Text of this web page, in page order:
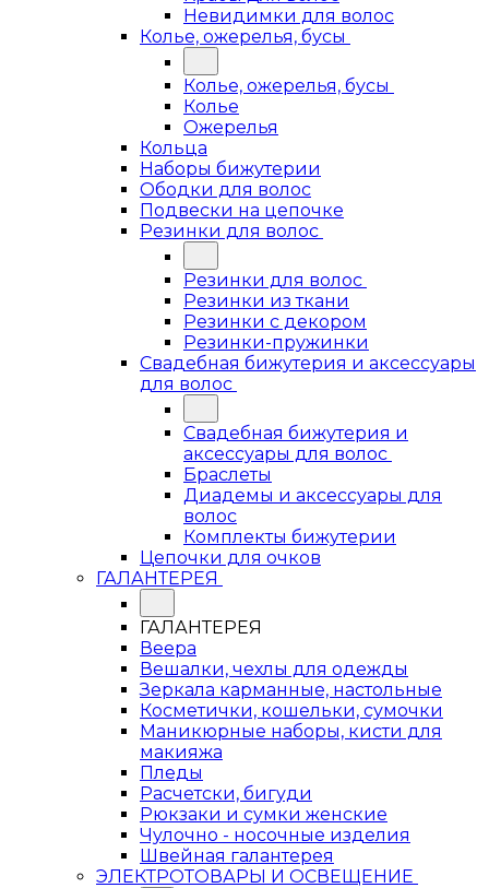
Невидимки для волос
Колье, ожерелья, бусы
Колье, ожерелья, бусы
Колье
Ожерелья
Кольца
Наборы бижутерии
Ободки для волос
Подвески на цепочке
Резинки для волос
Резинки для волос
Резинки из ткани
Резинки с декором
Резинки-пружинки
Свадебная бижутерия и аксессуары
для волос
Свадебная бижутерия и
аксессуары для волос
Браслеты
Диадемы и аксессуары для
волос
Комплекты бижутерии
Цепочки для очков
ГАЛАНТЕРЕЯ
ГАЛАНТЕРЕЯ
Веера
Вешалки, чехлы для одежды
Зеркала карманные, настольные
Косметички, кошельки, сумочки
Маникюрные наборы, кисти для
макияжа
Пледы
Расчетски, бигуди
Рюкзаки и сумки женские
Чулочно - носочные изделия
Швейная галантерея
ЭЛЕКТРОТОВАРЫ И ОСВЕЩЕНИЕ